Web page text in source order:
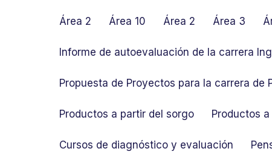
Área 2 Área 10 Área 2 Área 3
Informe de autoevaluación de la carrera
Propuesta de Proyectos para la carrera de
Productos a partir del sorgo Productos
Cursos de diagnóstico y evaluación